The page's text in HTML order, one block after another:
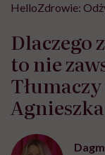
HelloZdrowie:
Dlaczego
to nie